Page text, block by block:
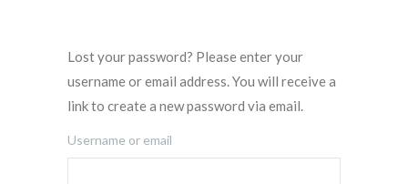
Lost your password? Please enter your
username or email address. You will receive a
link to create a new password via email.
Username or email